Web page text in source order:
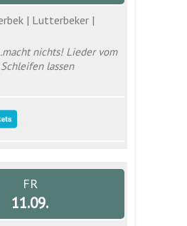
| Lutterbeker |
nichts! Lieder vom
lassen
FR
11.09.